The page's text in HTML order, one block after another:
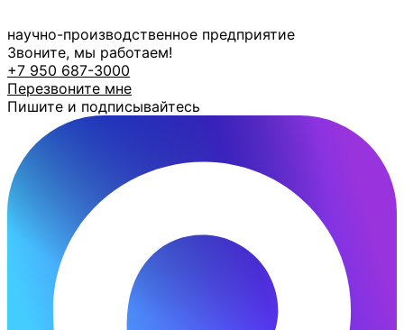
к
содержимому
научно-производственное предприятие
Звоните, мы работаем!
+7 950 687-3000
Перезвоните мне
Пишите и подписывайтесь